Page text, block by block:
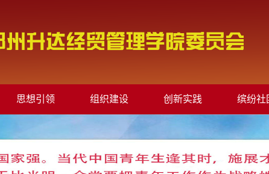
思想引领 组织建设 创新实践 缤纷社